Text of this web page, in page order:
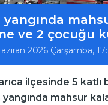
yangında
ve 2 çocuğu
2026 Çarşamba,
ilçesinde 5 katlı
yangında mahsur